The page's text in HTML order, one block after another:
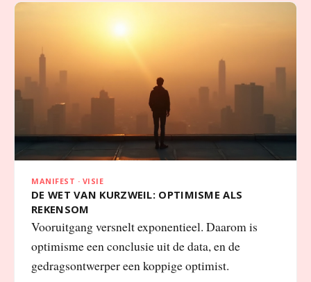
MANIFEST · VISIE
DE WET VAN KURZWEIL: OPTIMISME ALS
REKENSOM
Vooruitgang versnelt exponentieel. Daarom is
optimisme een conclusie uit de data, en de
gedragsontwerper een koppige optimist.